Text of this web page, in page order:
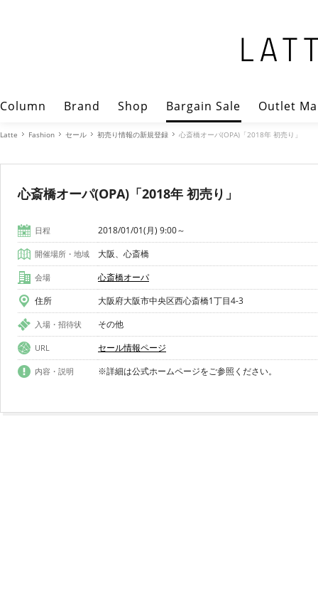
Column Brand Shop Bargain Sale Outlet
Latte Fashion セール 初売り情報の新規登録 心斎橋オーパ(OPA)「2018年 初売り」
心斎橋オーパ(OPA)「2018年 初売り」
日程 2018/01/01(月) 9:00～
開催場所・地域 大阪、心斎橋
会場
心斎橋オーパ
住所
大阪府大阪市中央区西心斎橋1丁目4-3
入場・招待状 その他
URL セール情報ページ
内容・説明 ※詳細は公式ホームページをご参照ください。